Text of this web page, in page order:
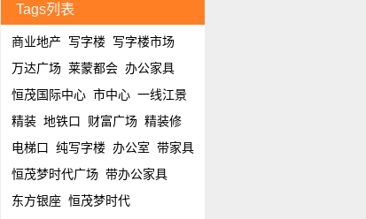
Tags列表
商业地产 写字楼 写字楼市场
万达广场 莱蒙都会 办公家具
恒茂国际中心 市中心 一线江景
精装 地铁口 财富广场 精装修
电梯口 纯写字楼 办公室 带家具
恒茂梦时代广场 带办公家具
东方银座 恒茂梦时代